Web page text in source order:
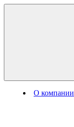
О компании